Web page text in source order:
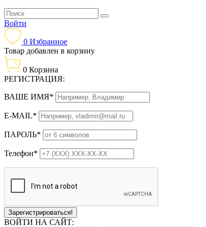
Войти
0 Избранное
Товар добавлен в корзину
0 Корзина
РЕГИСТРАЦИЯ:
ВАШЕ ИМЯ*
E-MAIL*
ПАРОЛЬ*
Телефон*
Зарегистрироваться!
ВОЙТИ НА САЙТ: